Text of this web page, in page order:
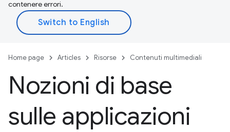
contenere errori.
Home page Articles Risorse Contenuti multimediali
Nozioni di base
sulle applicazioni